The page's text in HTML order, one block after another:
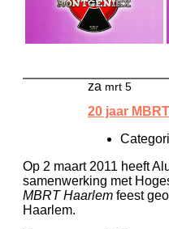
za mrt 5
20 jaar MBRT
Op 2 maart 2011 heeft
samenwerking met
MBRT Haarlem feest
Haarlem.